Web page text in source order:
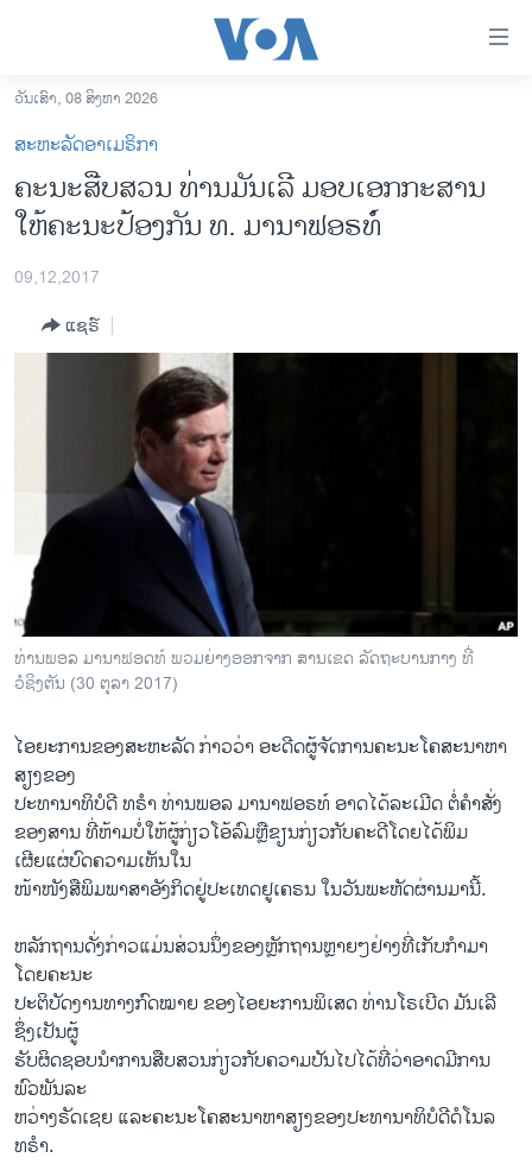
ເຂົ້າ
ຫາ
ຂ້າມ
ຂ້າມ
ຫາ
ອາເມຣິກາ
ຂ່າວ​ຈີນ
ໂລກ
ອິດສະຫຼະພາບດ້ານການຂ່າວ
ຊຸມຊົນຊາວລາວ
ວິທະຍາສາດ-ເທັກໂນໂລຈີ
ທຸລະກິດ
ພາສາອັງກິດ
ວີດີໂອ
ລາຍງານ
ຕິດຕາມພວກເຮົາ ທີ່
ພາສາຕ່າງໆ
ວັນເສົາ, 08 ສິງຫາ 2026
ສະຫະລັດອາເມຣິກາ
ຄະນະສືບສວນ ທ່ານມັນເລີ ມອບເອກກະສານ
ໃຫ້ຄະນະປ້ອງກັນ ທ. ມານາຟອຣທ໌ໍ
09,12,2017
ແຊຣ໌
ທ່ານພອລ ມານາຟອດທ໌ ພວມຍ່າງອອກຈາກ ສານເຂດ ລັດຖະບານກາງ ທີ່
ວໍຊິງຕັນ (30 ຕຸລາ 2017)
ໄອຍະການຂອງສະຫະລັດ ກ່າວວ່າ ອະດີດຜູ້ຈັດການຄະນະໂຄສະນາຫາ
ສຽງຂອງ
ປະທານາທິບໍດີ ທຣຳ ທ່ານພອລ ມານາຟອຣທ໌ ອາດໄດ້ລະເມີດ ຕໍ່ຄຳສັ່ງ
ຂອງສານ ທີ່ຫ້າມບໍ່ໃຫ້ຜູ້ກ່ຽວໂອ້ລົມຫຼືຂຽນກ່ຽວກັບຄະດີໂດຍໄດ້ພິມ
ເຜີຍແຜ່ບົດຄວາມເຫັນໃນ
ໜ້າໜັງສືພິມພາສາອັງກິດຢູ່ປະເທດຢູເຄຣນ ໃນວັນພະຫັດຜ່ານມານີ້.
ຫລັກຖານດັ່ງກ່າວແມ່ນສ່ວນນຶ່ງຂອງຫຼັກຖານຫຼາຍໆຢ່າງທີ່ເກັບກຳມາ
ໂດຍຄະນະ
ປະຕິບັດງານທາງກົດໝາຍ ຂອງໄອຍະການພິເສດ ທ່ານໂຣເບີດ ມັນເລີ
ຊຶ່ງເປັນຜູ້
ຮັບຜິດຊອບນຳການສືບສວນກ່ຽວກັບຄວາມປັນໄປໄດ້ທີ່ວ່າອາດມີການ
ພົວພັນລະ
ຫວ່າງຣັດເຊຍ ແລະຄະນະໂຄສະນາຫາສຽງຂອງປະທານາທິບໍດີດໍໂນລ
ທຣຳ.